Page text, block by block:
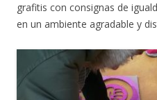
grafitis con consignas de
en un ambiente agradable y